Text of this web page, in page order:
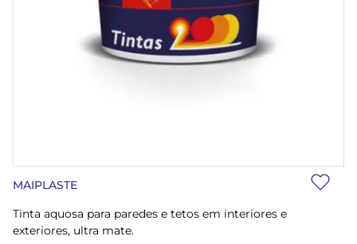
MAIPLASTE
Tinta aquosa para paredes e tetos em interiores e
exteriores, ultra mate.